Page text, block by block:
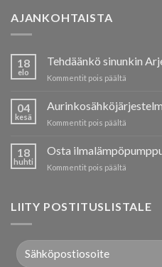
AJANKOHTAISTA
18
elo
Tehdäänkö sinunkin
Kommentit pois päältä
sinunkin
Arjesta
04
kesä
Kommentit pois päältä
18
huhti
Osta
Kommentit pois päältä
nyt
vasta
LIITY POSTITUSLISTALE